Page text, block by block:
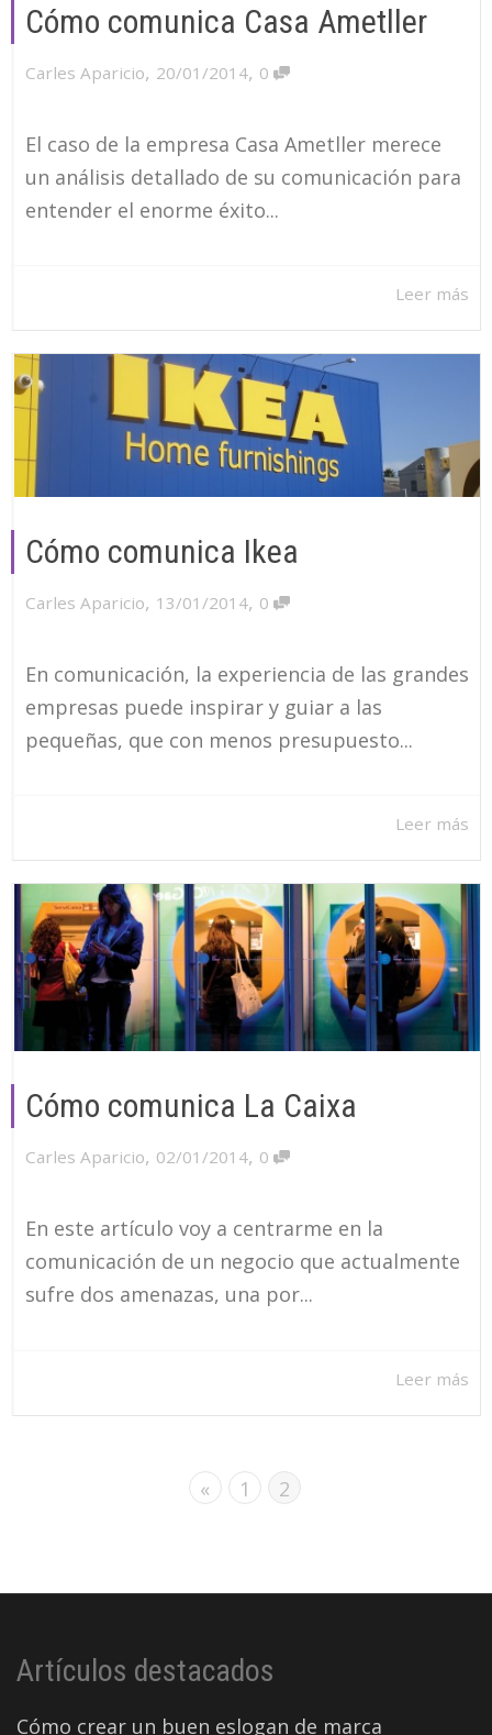
Cómo comunica Casa Ametller
Carles Aparicio, 20/01/2014, 0
El caso de la empresa Casa Ametller merece
un análisis detallado de su comunicación para
entender el enorme éxito...
Leer más
Cómo comunica Ikea
Carles Aparicio, 13/01/2014, 0
En comunicación, la experiencia de las grandes
empresas puede inspirar y guiar a las
pequeñas, que con menos presupuesto...
Leer más
Cómo comunica La Caixa
Carles Aparicio, 02/01/2014, 0
En este artículo voy a centrarme en la
comunicación de un negocio que actualmente
sufre dos amenazas, una por...
Leer más
« 1 2
Artículos destacados
Cómo crear un buen eslogan de marca